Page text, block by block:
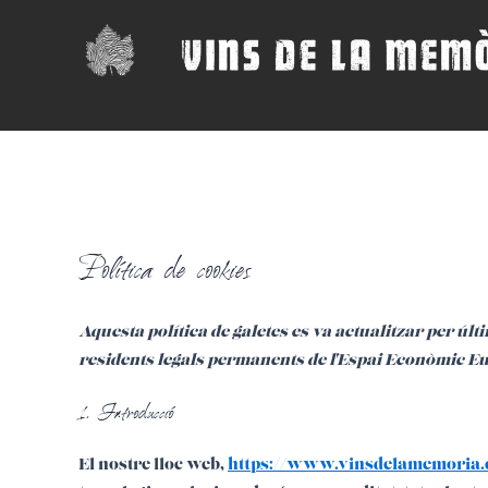
Política de cookies
Aquesta política de galetes es va actualitzar per
residents legals permanents de l'Espai Econòmic
1. Introducció
El nostre lloc web,https://